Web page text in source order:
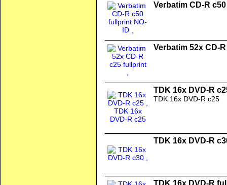
Verbatim CD-R
Verbatim 52x CD-
TDK 16x DVD-R
TDK 16x DVD-R c25
TDK 16x DVD-R
TDK 16x DVD-R